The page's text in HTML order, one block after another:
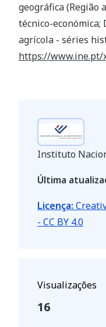
geográfica (Região
técnico-económica;
agrícola - séries
https://
Instituto
Última
Licença:
- CC BY 4.0
Visualizações
16